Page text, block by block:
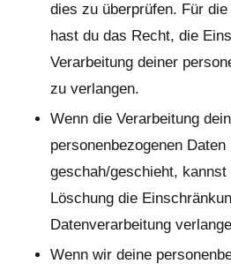
dies zu überprüfen. Für
hast du das Recht, die
Verarbeitung deiner
zu verlangen.
Wenn die Verarbeitung
personenbezogenen
geschah/geschieht,
Löschung die
Datenverarbeitung
Wenn wir deine